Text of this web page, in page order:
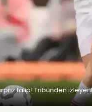
talip! Tribünden